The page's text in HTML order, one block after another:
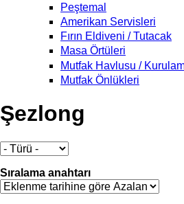
Peştemal
Amerikan Servisleri
Fırın Eldiveni / Tutacak
Masa Örtüleri
Mutfak Havlusu /
Mutfak Önlükleri
Şezlong
Sıralama anahtarı